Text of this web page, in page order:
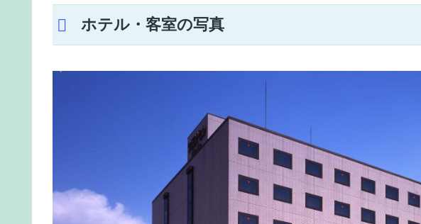
ホテル・客室の写真